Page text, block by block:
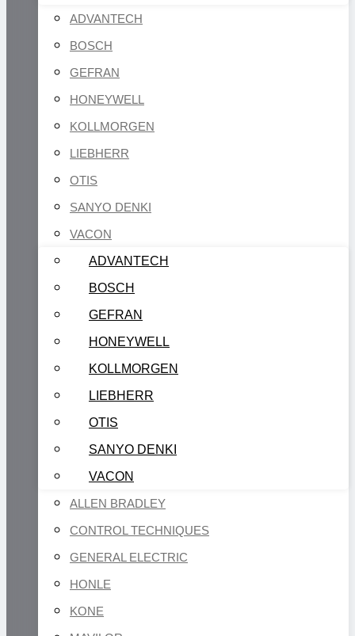
ADVANTECH
BOSCH
GEFRAN
HONEYWELL
KOLLMORGEN
LIEBHERR
OTIS
SANYO DENKI
VACON
ADVANTECH
BOSCH
GEFRAN
HONEYWELL
KOLLMORGEN
LIEBHERR
OTIS
SANYO DENKI
VACON
ALLEN BRADLEY
CONTROL TECHNIQUES
GENERAL ELECTRIC
HONLE
KONE